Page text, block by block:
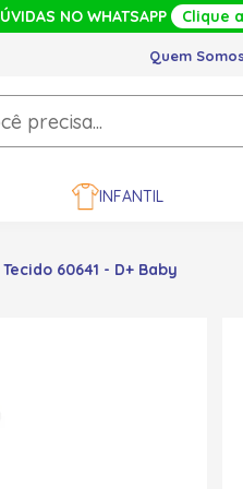
NO WHATSAPP Clique
Quem Somos
INFANTIL
60641 - D+ Baby